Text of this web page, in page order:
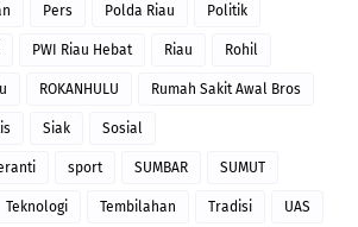
Pers Polda Riau Politik
PWI Riau Hebat Riau Rohil
ROKANHULU Rumah Sakit Awal Bros
Siak Sosial
sport SUMBAR SUMUT
Teknologi Tembilahan Tradisi UAS